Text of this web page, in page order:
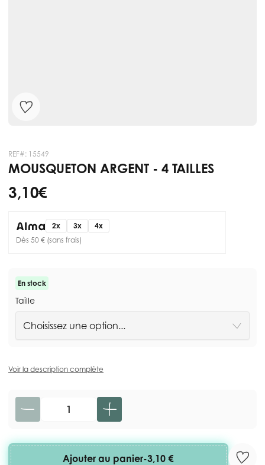
REF#: 15549
MOUSQUETON ARGENT - 4 TAILLES
3,10 €
2x 3x
4x
Dès 50 € (sans frais)
En stock
Taille
Voir la description complète
Quantité
Ajouter au panier-3,10 €